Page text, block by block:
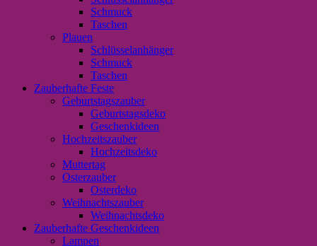
Schmuck
Taschen
Plauen
Schlüsselanhänger
Schmuck
Taschen
Zauberhafte Feste
Geburtstagszauber
Geburtstagsdeko
Geschenkideen
Hochzeitszauber
Hochzeitsdeko
Muttertag
Osterzauber
Osterdeko
Weihnachtszauber
Weihnachtsdeko
Zauberhafte Geschenkideen
Lampen